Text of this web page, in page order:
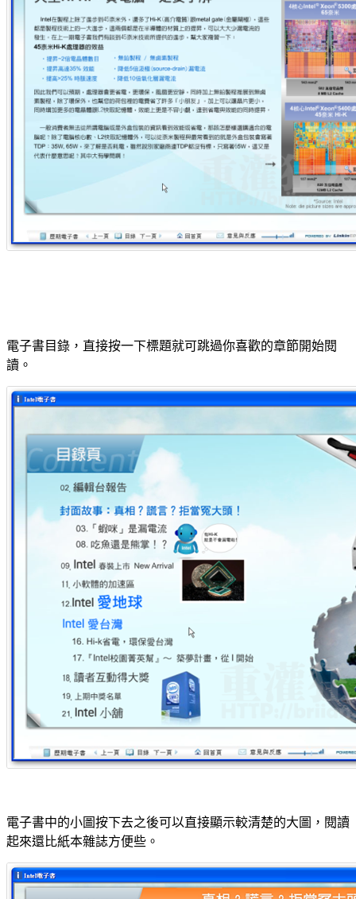
電子書目錄，直接按一下標題就可跳過你喜歡的章節開始閱
讀。
電子書中的小圖按下去之後可以直接顯示較清楚的大圖，閱讀
起來還比紙本雜誌方便些。